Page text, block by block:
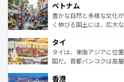
参照してほしい。
容にもいいと評判のスイ
が味わえる。 なお
照してほしい。
き、地方に足を延ばせば
できる。そして、キムチ
まで、さまざまな韓国料
リティに包まれながら、
わってみ
覧を参照してほしい。
ベトナム
豊かな自然と多様な文化
く伸びる国土には、広大
急速な発展と共に伝統が
ーチミン市のフランス統
醸し出している。また、
とつ。フォーやバインミ
タイ
タイは、東南アジアに位
国だ。首都バンコクは高
の活気が交差している。
香港